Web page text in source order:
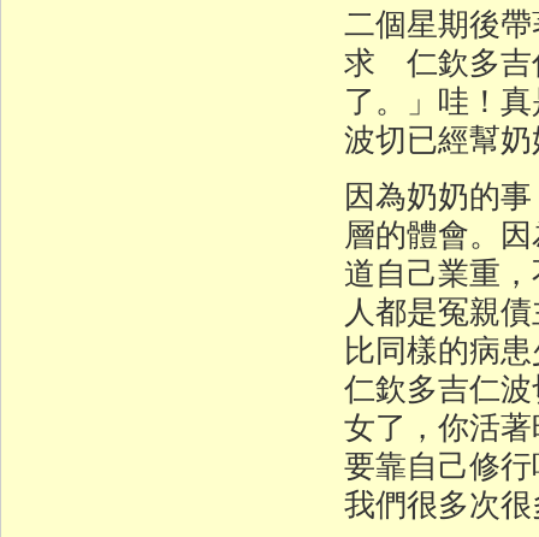
二個星期後
求 仁欽多吉
了。」哇！
波切已經幫
因為奶奶的
層的體會。
道自己業重
人都是冤親
比同樣的病
仁欽多吉仁
女了，你活
要靠自己修
我們很多次